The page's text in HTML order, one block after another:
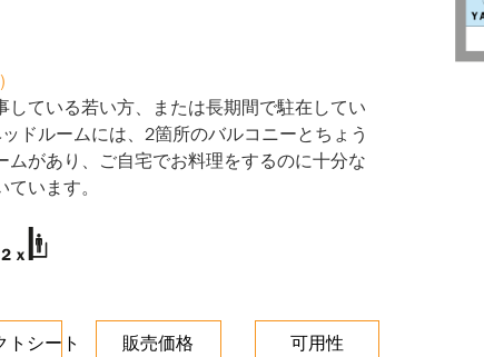
している若い方、または長期間で駐在してい
ドルームには、2箇所のバルコニーとちょう
ムがあり、ご自宅でお料理をするのに十分な
います。
トシート 販売価格 可用性